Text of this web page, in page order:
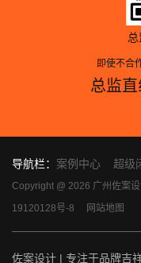
即使不合
总监
导航栏： 案例中心 超级
Copyright @ 2026 广州佐案
19120128号-8
网站地图
佐案设计 | 专注于品牌吉